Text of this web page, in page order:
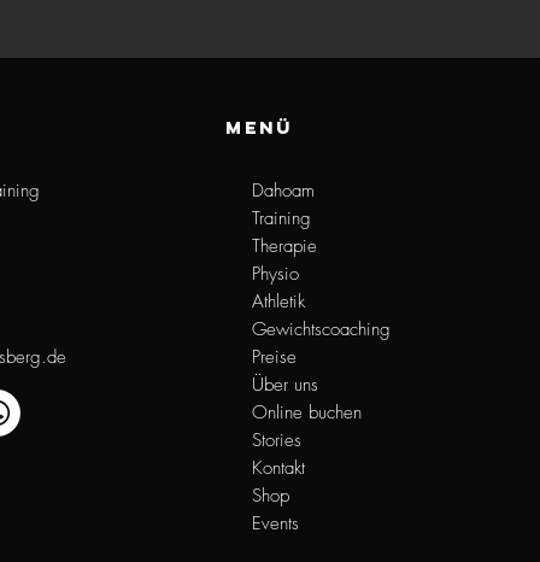
Menü
Dahoam
Training
Therapie
Physio
Athletik
Gewichtscoaching
Preise
Über uns
Online buchen
Stories
Kontakt
Shop
Events